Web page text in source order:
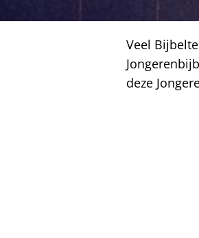
Veel
deze